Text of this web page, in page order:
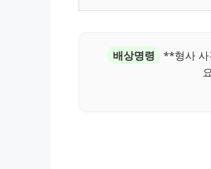
배상명령
**형사 사